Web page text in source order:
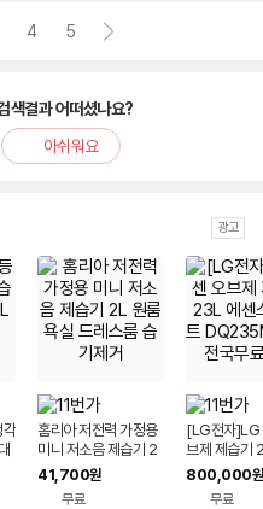
4 5
색결과 어떠셨나요?
아쉬워요
광고
각
홈리아 저전력 가정용
미니 저소음 제습기 2
L 원룸 욕실 드레스룸
습기제거
41,700원
무료
[LG전자]LG
브제 제습기
스 화이트
WGA 전국
800,000원
무료